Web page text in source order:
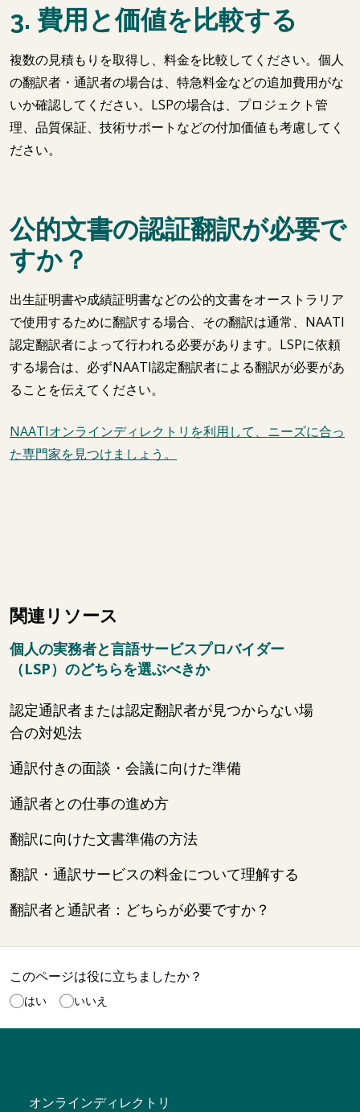
関連リソース
個人の実務者と言語サービスプロバイダー
（LSP）のどちらを選ぶべきか
認定通訳者または認定翻訳者が見つからない場
合の対処法
通訳付きの面談・会議に向けた準備
通訳者との仕事の進め方
翻訳に向けた文書準備の方法
翻訳・通訳サービスの料金について理解する
翻訳者と通訳者：どちらが必要ですか？
3. 費用と価値を比較する
複数の見積もりを取得し、料金を比較してください。個人
の翻訳者・通訳者の場合は、特急料金などの追加費用がな
いか確認してください。LSPの場合は、プロジェクト管
理、品質保証、技術サポートなどの付加価値も考慮してく
ださい。
公的文書の認証翻訳が必要で
すか？
出生証明書や成績証明書などの公的文書をオーストラリア
で使用するために翻訳する場合、その翻訳は通常、NAATI
認定翻訳者によって行われる必要があります。LSPに依頼
する場合は、必ずNAATI認定翻訳者による翻訳が必要があ
ることを伝えてください。
NAATIオンラインディレクトリを利用して、ニーズに合っ
た専門家を見つけましょう。
このページは役に立ちましたか？
はい いいえ
オンラインディレクトリ